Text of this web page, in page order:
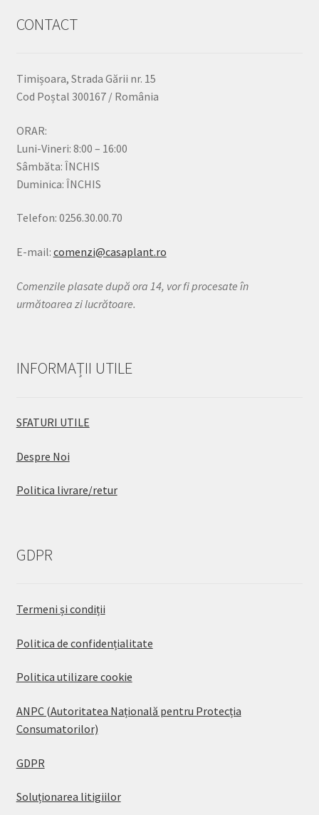
CONTACT
Timișoara, Strada Gării nr. 15
Cod Poștal 300167 / România
ORAR:
Luni-Vineri: 8:00 – 16:00
Sâmbăta: ÎNCHIS
Duminica: ÎNCHIS
Telefon: 0256.30.00.70
E-mail: comenzi@casaplant.ro
Comenzile plasate după ora 14, vor fi procesate în
următoarea zi lucrătoare.
INFORMAȚII UTILE
SFATURI UTILE
Despre Noi
Politica livrare/retur
GDPR
Termeni și condiții
Politica de confidențialitate
Politica utilizare cookie
ANPC (Autoritatea Națională pentru Protecția
Consumatorilor)
GDPR
Soluționarea litigiilor